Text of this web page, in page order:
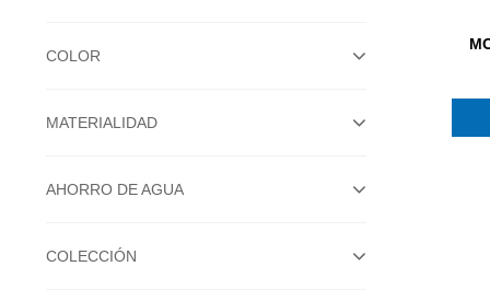
COLOR
MATERIALIDAD
AHORRO DE AGUA
COLECCIÓN